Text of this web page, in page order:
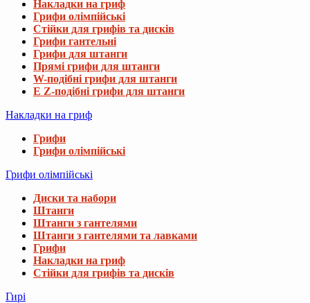
Накладки на гриф
Грифи олімпійські
Стійки для грифів та дисків
Грифи гантельні
Грифи для штанги
Прямі грифи для штанги
W-подібні грифи для штанги
E Z-подібні грифи для штанги
Накладки на гриф
Грифи
Грифи олімпійські
Грифи олімпійські
Диски та набори
Штанги
Штанги з гантелями
Штанги з гантелями та лавками
Грифи
Накладки на гриф
Стійки для грифів та дисків
Гирі